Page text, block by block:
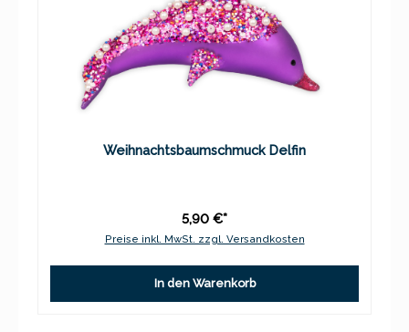
Weihnachtsbaumschmuck Delfin
5,90 €*
Preise inkl. MwSt. zzgl. Versandkosten
In den Warenkorb